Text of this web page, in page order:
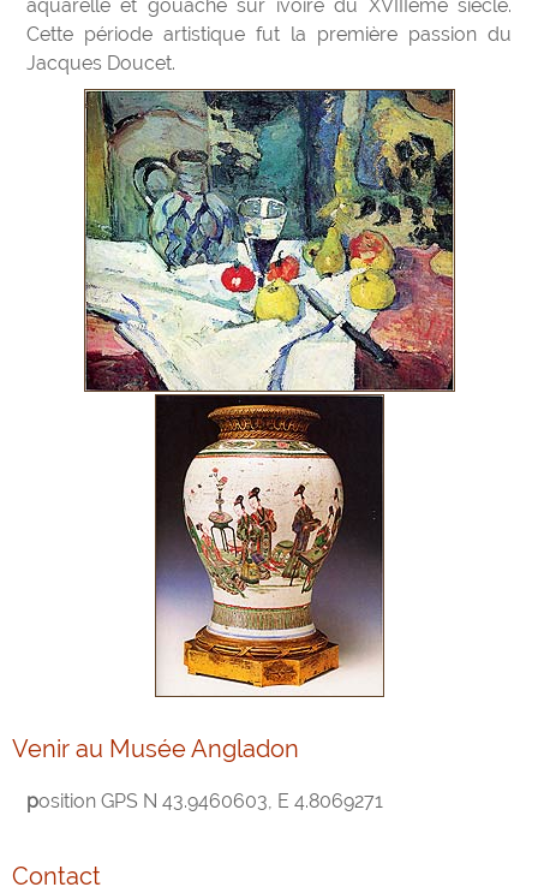
aquarelle et gouache sur ivoire du XVIIIème siècle.
Cette période artistique fut la première passion du
Jacques Doucet.
Venir au Musée Angladon
position GPS N 43.9460603, E 4.8069271
Contact